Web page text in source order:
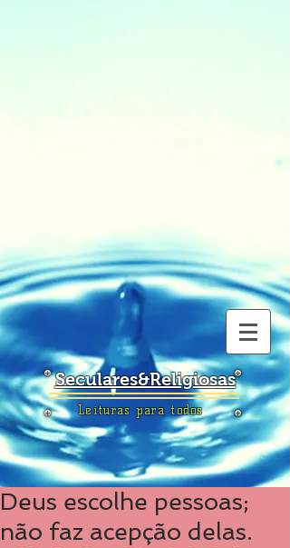
Seculares&Religiosas
Leituras para todos
Deus escolhe pessoas;
não faz acepção delas.